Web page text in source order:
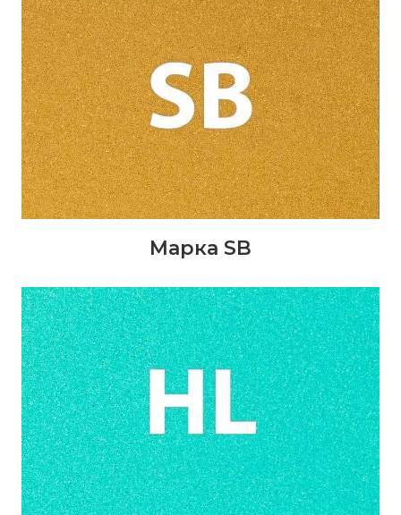
Марка SB